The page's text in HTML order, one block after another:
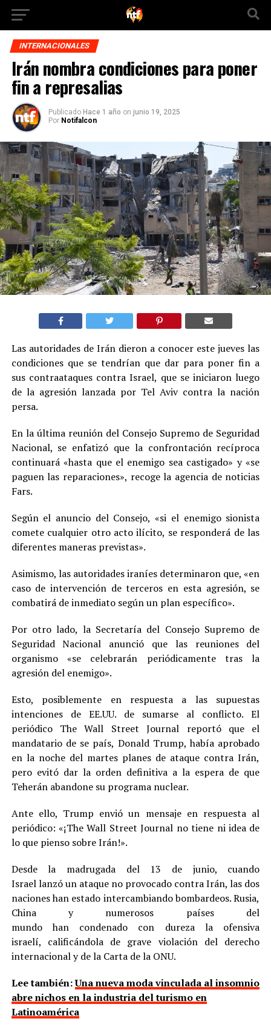
INTERNACIONALES
Irán nombra condiciones para poner
fin a represalias
Publicado Hace 1 año on junio 19, 2025
Por Notifalcon
Las autoridades de Irán dieron a conocer este jueves las
condiciones que se tendrían que dar para poner fin a
sus contraataques contra Israel, que se iniciaron luego
de la agresión lanzada por Tel Aviv contra la nación
persa.
En la última reunión del Consejo Supremo de Seguridad
Nacional, se enfatizó que la confrontación recíproca
continuará «hasta que el enemigo sea castigado» y «se
paguen las reparaciones», recoge la agencia de noticias
Fars.
Según el anuncio del Consejo, «si el enemigo sionista
comete cualquier otro acto ilícito, se responderá de las
diferentes maneras previstas».
Asimismo, las autoridades iraníes determinaron que, «en
caso de intervención de terceros en esta agresión, se
combatirá de inmediato según un plan específico».
Por otro lado, la Secretaría del Consejo Supremo de
Seguridad Nacional anunció que las reuniones del
organismo «se celebrarán periódicamente tras la
agresión del enemigo».
Esto, posiblemente en respuesta a las supuestas
intenciones de EE.UU. de sumarse al conflicto. El
periódico The Wall Street Journal reportó que el
mandatario de se país, Donald Trump, había aprobado
en la noche del martes planes de ataque contra Irán,
pero evitó dar la orden definitiva a la espera de que
Teherán abandone su programa nuclear.
Ante ello, Trump envió un mensaje en respuesta al
periódico: «¡The Wall Street Journal no tiene ni idea de
lo que pienso sobre Irán!».
Desde la madrugada del 13 de junio, cuando
Israel lanzó un ataque no provocado contra Irán, las dos
naciones han estado intercambiando bombardeos. Rusia,
China y numerosos países del
mundo han condenado con dureza la ofensiva
israelí, calificándola de grave violación del derecho
internacional y de la Carta de la ONU.
Lee también:Una nueva moda vinculada al insomnio
abre nichos en la industria del turismo en
Latinoamérica